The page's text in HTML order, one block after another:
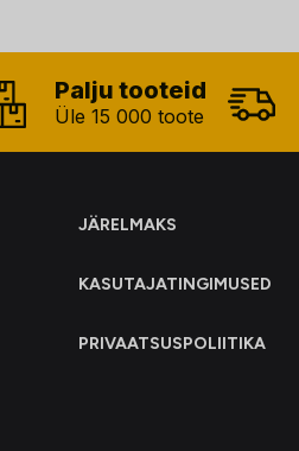
Palju tooteid
Üle 15 000 toote
JÄRELMAKS
KASUTAJATINGIMUSED
PRIVAATSUSPOLIITIKA